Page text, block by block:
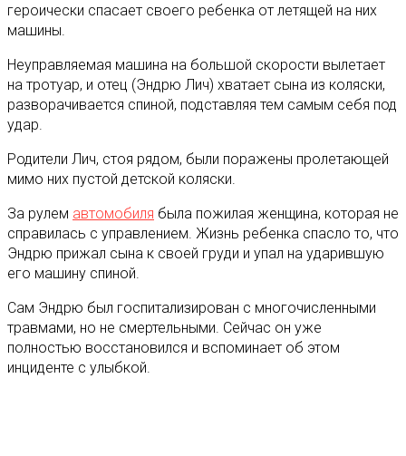
героически спасает своего ребенка от летящей на них
машины.
Неуправляемая машина на большой скорости вылетает
на тротуар, и отец (Эндрю Лич) хватает сына из коляски,
разворачивается спиной, подставляя тем самым себя под
удар.
Родители Лич, стоя рядом, были поражены пролетающей
мимо них пустой детской коляски.
За рулем автомобиля была пожилая женщина, которая не
справилась с управлением. Жизнь ребенка спасло то, что
Эндрю прижал сына к своей груди и упал на ударившую
его машину спиной.
Сам Эндрю был госпитализирован с многочисленными
травмами, но не смертельными. Сейчас он уже
полностью восстановился и вспоминает об этом
инциденте с улыбкой.